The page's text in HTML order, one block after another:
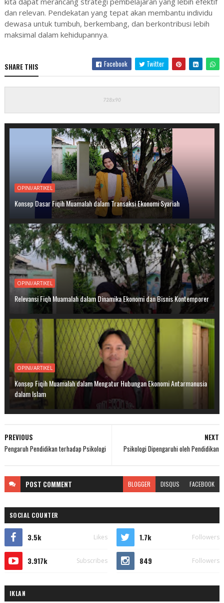
dan relevan. Pendekatan yang tepat akan membantu individu
dewasa untuk tumbuh, berkembang, dan berkontribusi lebih
maksimal dalam kehidupannya.
SHARE THIS Facebook Twitter
OPINI/ARTIKEL
Konsep Dasar Fiqih Muamalah dalam Transaksi Ekonomi Syariah
OPINI/ARTIKEL
Relevansi Fiqh Muamalah dalam Dinamika Ekonomi dan Bisnis Kontemporer
OPINI/ARTIKEL
Konsep Fiqih Muamalah dalam Mengatur Hubungan Ekonomi Antarmanusia
dalam Islam
NEXT
Psikologi Dipengaruhi oleh Pendidikan
PREVIOUS
Pengaruh Pendidikan terhadap Psikologi
POST COMMENT BLOGGER DISQUS FACEBOOK
SOCIAL COUNTER
3.5k Likes 1.7k Followers
3.917k Subscribes 849 Followers
IKLAN